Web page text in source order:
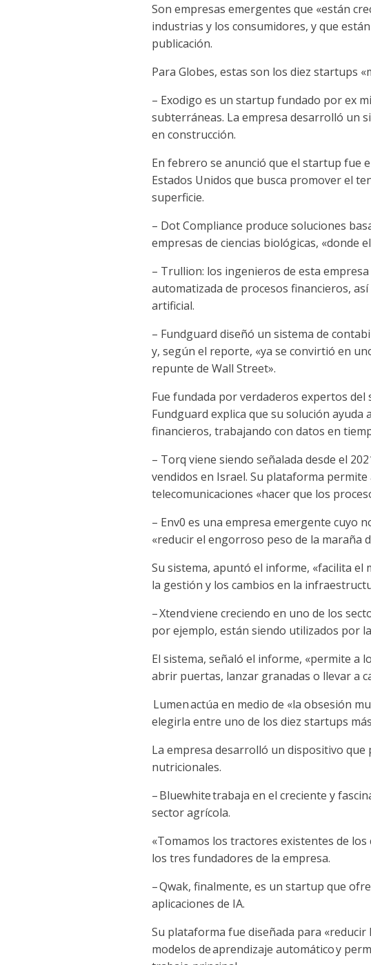
Son empresas emergentes que «están
industrias y los consumidores, y que
publicación.
Para Globes, estas son los diez startups
– Exodigo es un startup fundado por ex
subterráneas. La empresa desarrolló un
en construcción.
En febrero se anunció que el startup fue
Estados Unidos que busca promover el
superficie.
– Dot Compliance produce soluciones
empresas de ciencias biológicas, «donde
– Trullion: los ingenieros de esta
automatizada de procesos financieros,
artificial.
– Fundguard diseñó un sistema de
y, según el reporte, «ya se convirtió en
repunte de Wall Street».
Fue fundada por verdaderos expertos del
Fundguard explica que su solución
financieros, trabajando con datos en
– Torq viene siendo señalada desde el
vendidos en Israel. Su plataforma
telecomunicaciones «hacer que los
– Env0 es una empresa emergente cuyo
«reducir el engorroso peso de la maraña
Su sistema, apuntó el informe, «facilita
la gestión y los cambios en la
–Xtendviene creciendo en uno de los
por ejemplo, están siendo utilizados por
El sistema, señaló el informe, «permite a
abrir puertas, lanzar granadas o llevar a
Lumenactúa en medio de «la obsesión
elegirla entre uno de los diez startups
La empresa desarrolló un dispositivo
nutricionales.
–Bluewhitetrabaja en el creciente y
sector agrícola.
«Tomamos los tractores existentes de
los tres fundadores de la empresa.
–Qwak, finalmente, es un startup que
aplicaciones de IA.
Su plataforma fue diseñada para «reducir
modelos deaprendizaje automáticoy